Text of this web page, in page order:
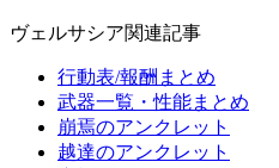
ヴェルサシア関連記事
行動表/報酬まとめ
武器一覧・性能まとめ
崩焉のアンクレット
越達のアンクレット